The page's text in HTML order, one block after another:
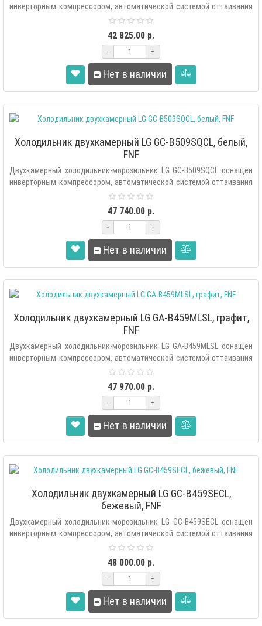
инверторным компрессором, автоматической системой оттаивания
42 825.00 р.
- +
Нет в наличии
Холодильник двухкамерный LG GC-B509SQCL, белый,
FNF
Двухкамерный холодильник-морозильник LG GC-B509SQCL оснащен
инверторным компрессором, автоматической системой оттаивания
47 740.00 р.
- +
Нет в наличии
Холодильник двухкамерный LG GA-B459MLSL, графит,
FNF
Двухкамерный холодильник-морозильник LG GA-B459MLSL оснащен
инверторным компрессором, автоматической системой оттаивания
47 970.00 р.
- +
Нет в наличии
Холодильник двухкамерный LG GC-B459SECL,
бежевый, FNF
Двухкамерный холодильник-морозильник LG GC-B459SECL оснащен
инверторным компрессором, автоматической системой оттаивания
48 000.00 р.
- +
Нет в наличии